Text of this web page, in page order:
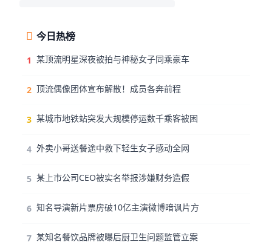
今日热榜
1 某顶流明星深夜被拍与神秘女子同乘豪车
2 顶流偶像团体宣布解散！成员各奔前程
3 某城市地铁站突发大规模停运数千乘客被困
4 外卖小哥送餐途中救下轻生女子感动全网
5 某上市公司CEO被实名举报涉嫌财务造假
6 知名导演新片票房破10亿主演微博暗讽片方
7 某知名餐饮品牌被曝后厨卫生问题监管立案